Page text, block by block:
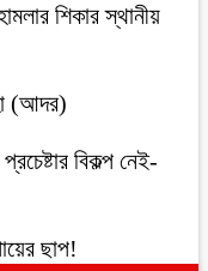
শিকার স্থানীয়
(আদর)
বিকল্প নেই-
ছাপ!